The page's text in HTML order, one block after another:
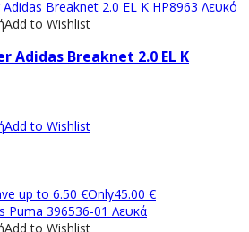
Add to Wishlist
Adidas Breaknet 2.0 EL K
Add to Wishlist
up to 6.50 €Only45.00 €
Add to Wishlist